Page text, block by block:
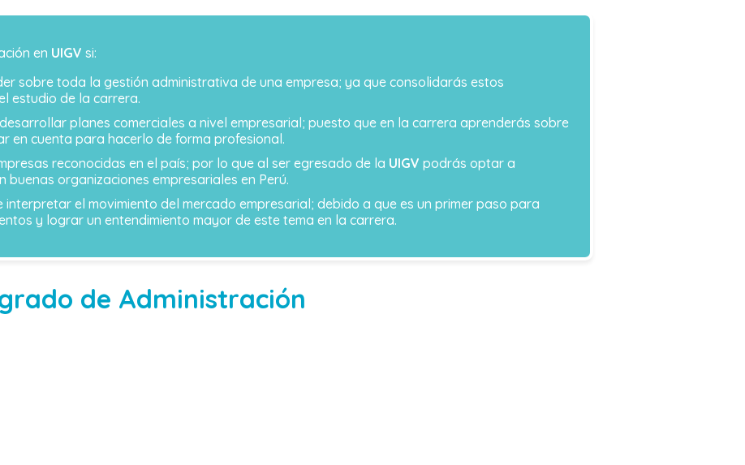
en UIGV si:
sobre toda la gestión administrativa de una empresa; ya que consolidarás estos
estudio de la carrera.
planes comerciales a nivel empresarial; puesto que en la carrera aprenderás sobre
en cuenta para hacerlo de forma profesional.
reconocidas en el país; por lo que al ser egresado de la UIGV podrás optar a
organizaciones empresariales en Perú.
interpretar el movimiento del mercado empresarial; debido a que es un primer paso para
y lograr un entendimiento mayor de este tema en la carrera.
de Administración